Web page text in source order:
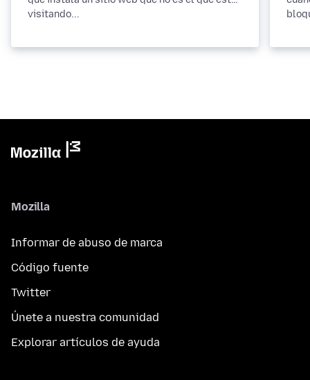
visitando...
Mozilla
Informar de abuso de marca
Código fuente
Twitter
Únete a nuestra comunidad
Explorar artículos de ayuda